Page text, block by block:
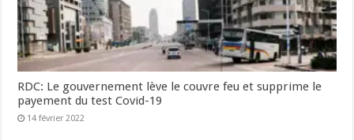
RDC: Le gouvernement lève le couvre feu et supprime le
payement du test Covid-19
14 février 2022